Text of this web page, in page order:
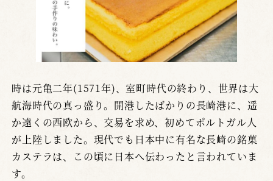
時は元亀二年(1571年)、室町時代の終わり、世界は大
航海時代の真っ盛り。開港したばかりの長崎港に、遥
か遠くの西欧から、交易を求め、初めてポルトガル人
が上陸しました。現代でも日本中に有名な長崎の銘菓
カステラは、この頃に日本へ伝わったと言われていま
す。